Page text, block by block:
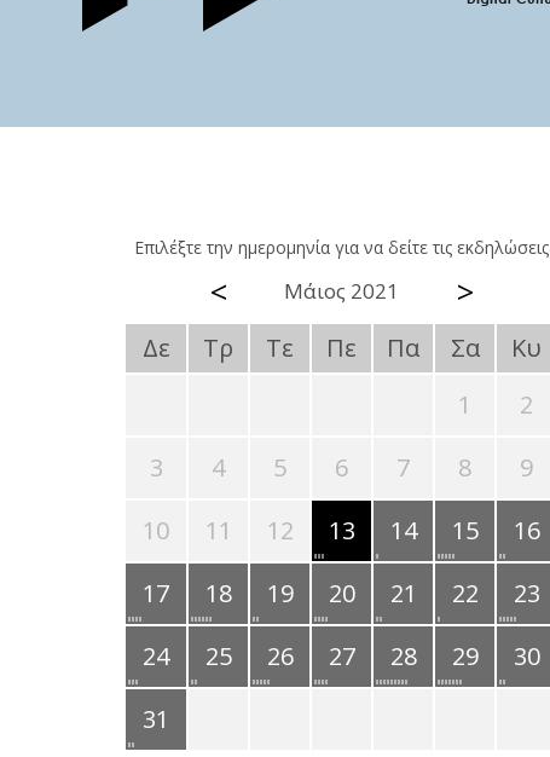
Επιλέξτε την ημερομηνία για να δείτε τις εκδηλώσεις
< Μάιος 2021 >
Δε Τρ Τε Πε Πα Σα
Κυ
1
2
3
4 5 6 7 8
9
10
11 12 13 14 15
16
17
18 19 20 21 22
23
24
25 26 27 28 29
30
31